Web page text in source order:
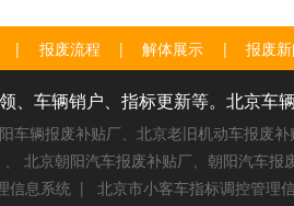
| 报废流程 | 解体展示 | 报废
、车辆销户、指标更新等。北京
辆报废补贴厂、北京老旧机动车报废
北京朝阳汽车报废补贴厂、朝阳汽车
信息系统 | 北京市小客车指标调控管理